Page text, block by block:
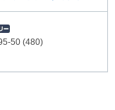
50 (480)